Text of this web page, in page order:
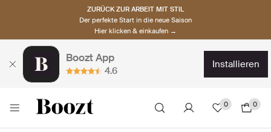
ZURÜCK ZUR ARBEIT MIT STIL
Der perfekte Start in die neue Saison
Hier klicken & einkaufen →
Boozt App
4.6
installieren
0 0